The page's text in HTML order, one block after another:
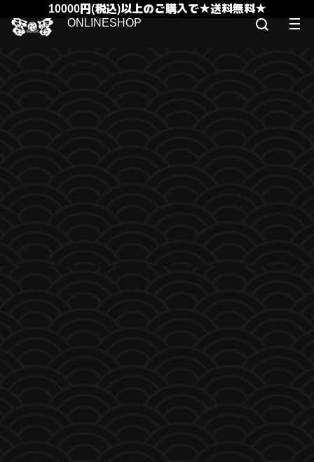
10000円(税込)以上のご購入で★送料無料★
ONLINESHOP